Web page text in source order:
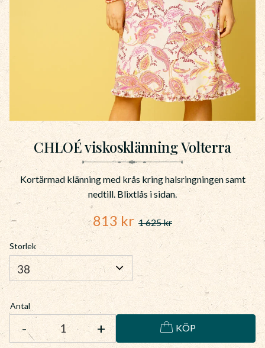
CHLOÉ viskosklänning Volterra
Kortärmad klänning med krås kring halsringningen samt
nedtill. Blixtlås i sidan.
Nedsatt pris:
813 kr Ordinarie pris:
1 625kr
Storlek
Antal
+
- KÖP